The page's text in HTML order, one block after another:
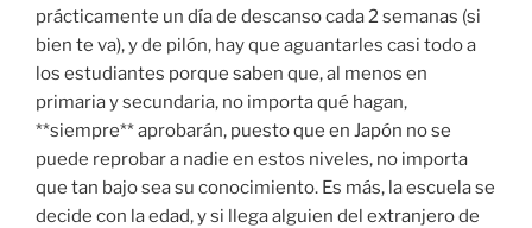
prácticamente un día de descanso cada 2 semanas (si
bien te va), y de pilón, hay que aguantarles casi todo a
los estudiantes porque saben que, al menos en
primaria y secundaria, no importa qué hagan,
**siempre** aprobarán, puesto que en Japón no se
puede reprobar a nadie en estos niveles, no importa
que tan bajo sea su conocimiento. Es más, la escuela se
decide con la edad, y si llega alguien del extranjero de